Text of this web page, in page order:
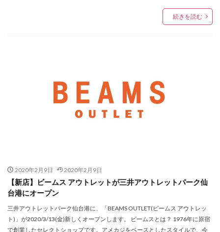
続きを読む
2020年2月9日 2020年2月9日
【新店】ビームス アウトレットが三井アウトレットパーク仙
台港にオープン
三井アウトレットパーク仙台港に、「BEAMS OUTLET(ビームス アウトレッ
ト)」が2020/3/13(金)新しくオープンします。 ビームスとは？ 1976年に原宿
で創業したセレクトショップです。アメカジをベースとしたスタイルで、今
ザ リトルブルックリン ダイカンヤマ
ショップアンドワンダーアエル
シリウス一番町
シンシアアンドアッシュ
シンプルセンス
シークレットセール
ジョジョの奇妙な冒険 ダイヤモンドは砕けない
ジョー マローン ロンドン
スクワット
スター・ウォーズ／スカイウォーカーの夜明け
ステーショナリー
ストロベリームーン〜灯火